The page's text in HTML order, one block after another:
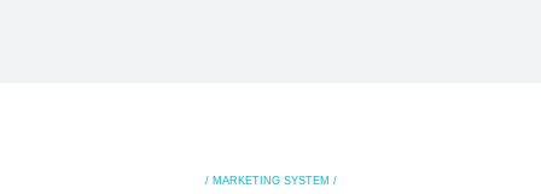
/ MARKETING SYSTEM /